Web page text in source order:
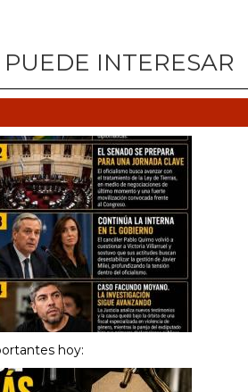
INTERESAR
hoy: